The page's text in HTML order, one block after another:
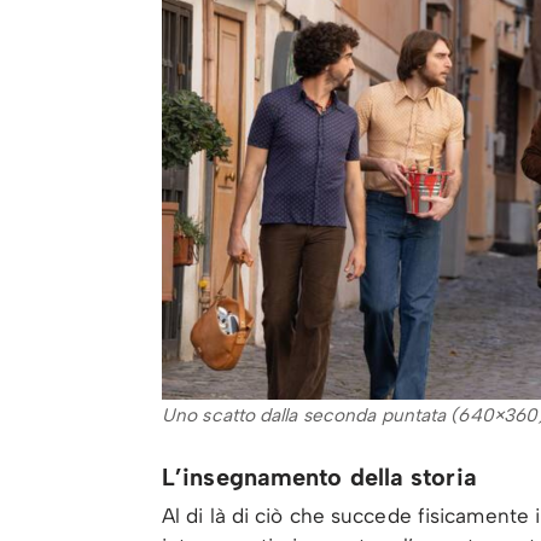
Uno scatto dalla seconda puntata
L’insegnamento della storia
Al di là di ciò che succede fisicamente